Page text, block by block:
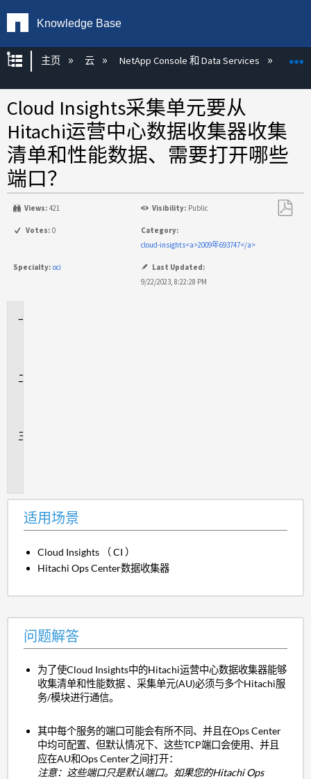
Knowledge Base
扩展/隐缩全局层次
主页 云 NetApp Console 和 Data Services
Cloud Insights采集单元要从
Hitachi运营中心数据收集器收集
清单和性能数据、需要打开哪些
端口？
Views: 421 Visibility: Public
Votes: 0
Category:
cloud-insights<a>2009年693747</a>
Specialty: oci
Last Updated:
9/22/2023, 8:22:28 PM
适用场景
Cloud Insights （ CI ）
Hitachi Ops Center数据收集器
问题解答
为了使Cloud Insights中的Hitachi运营中心数据收集器能够
收集清单和性能数据 、采集单元(AU)必须与多个Hitachi服
务/模块进行通信。
其中每个服务的端口可能会有所不同、并且在Ops Center
中均可配置、但默认情况下、这些TCP端口会使用、并且
应在AU和Ops Center之间打开：
注意：这些端口只是默认端口。如果您的Hitachi Ops